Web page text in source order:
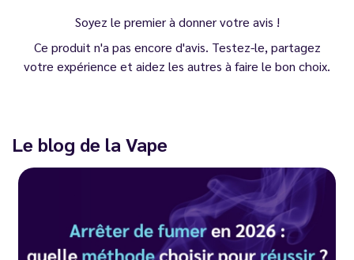
Soyez le premier à donner votre avis !
Ce produit n'a pas encore d'avis. Testez-le, partagez
votre expérience et aidez les autres à faire le bon choix.
Le blog de la Vape